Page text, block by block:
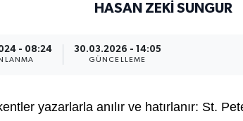
HASAN ZEKI SUNGUR
- 08:24 30.03.2026 - 14:05
GÜNCELLEME
yazarlarla anılır ve hatırlanır: St.